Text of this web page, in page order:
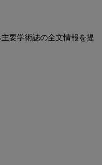
要学術誌の全文情報を提